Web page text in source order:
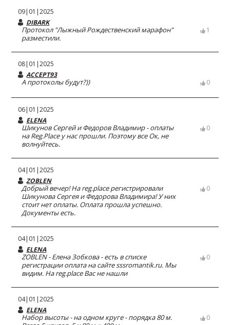
09|01|2025
DIBARK
Протокол "Лыжный Рождественский марафон"
разместили.
1
08|01|2025
ACCEPT93
А протоколы будут?)) 0
06|01|2025
ELENA
Шикунов Сергей и Федоров Владимир - оплаты
на Reg.Place у нас прошли. Поэтому все Ок, не
волнуйтесь.
0
04|01|2025
ZOBLEN
Добрый вечер! На reg.place регистрировали
Шикунова Сергея и Федорова Владимира! У них
стоит нет оплаты. Оплата прошла успешно.
Документы есть.
0
04|01|2025
ELENA
ZOBLEN - Елена Зобкова - есть в списке
регистрации оплата на сайте sssromantik.ru. Мы
видим. На reg.place Вас не нашли
0
04|01|2025
ELENA
Набор высоты - на одном круге - порядка 80 м.
0